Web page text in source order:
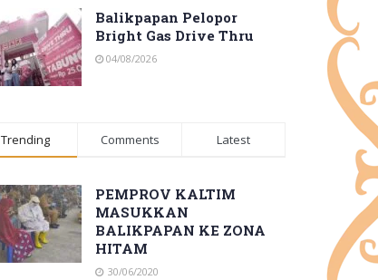
Balikpapan Pelopor
Bright Gas Drive Thru
04/08/2026
Trending Comments Latest
PEMPROV KALTIM
MASUKKAN
BALIKPAPAN KE ZONA
HITAM
30/06/2020